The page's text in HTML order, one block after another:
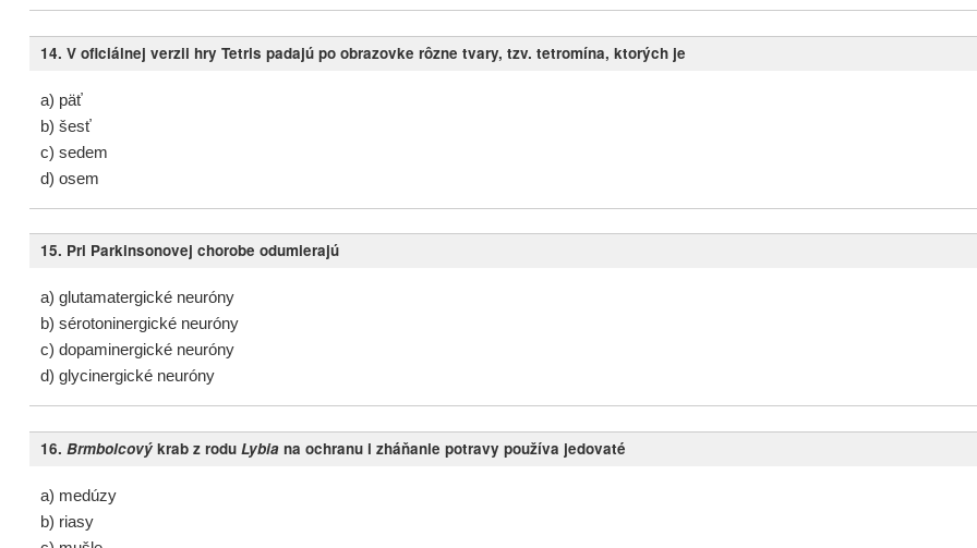
14. V oficiálnej verzii hry Tetris padajú po obrazovke rôzne tvary, tzv. tetromína, ktorých je
a) päť
b) šesť
c) sedem
d) osem
15. Pri Parkinsonovej chorobe odumierajú
a) glutamatergické neuróny
b) sérotoninergické neuróny
c) dopaminergické neuróny
d) glycinergické neuróny
16. Brmbolcový krab z rodu Lybia na ochranu i zháňanie potravy používa jedovaté
a) medúzy
b) riasy